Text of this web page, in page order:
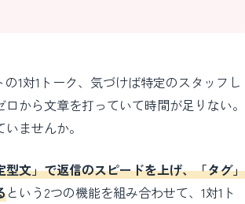
の1対1トーク、気づけば特定のスタッフし
から文章を打っていて時間が足りない。
ませんか。
型文」で返信のスピードを上げ、「タグ」
という2つの機能を組み合わせて、1対1ト